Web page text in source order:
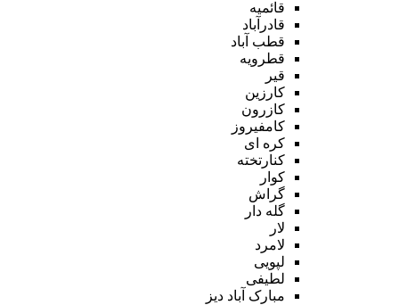
قائمیه
قادرآباد
قطب آباد
قطرویه
قیر
کارزین
کازرون
کامفیروز
کره ای
کنارتخته
کوار
گراش
گله دار
لار
لامرد
لپویی
لطیفی
مبارک آباد دیز